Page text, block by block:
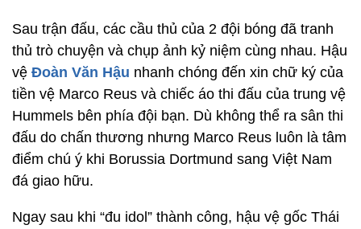
Sau trận đấu, các cầu thủ của 2 đội bóng đã tranh
thủ trò chuyện và chụp ảnh kỷ niệm cùng nhau. Hậu
vệ Đoàn Văn Hậu nhanh chóng đến xin chữ ký của
tiền vệ Marco Reus và chiếc áo thi đấu của trung vệ
Hummels bên phía đội bạn. Dù không thể ra sân thi
đấu do chấn thương nhưng Marco Reus luôn là tâm
điểm chú ý khi Borussia Dortmund sang Việt Nam
đá giao hữu.
Ngay sau khi “đu idol” thành công, hậu vệ gốc Thái